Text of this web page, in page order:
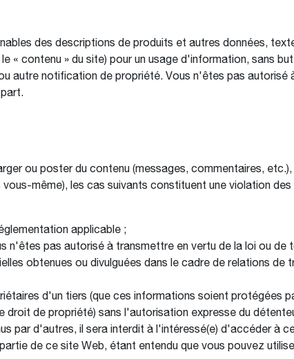
des descriptions de produits et autres données,
contenu » du site) pour un usage d'information, sans
autre notification de propriété. Vous n'êtes pas autorisé
ou poster du contenu (messages, commentaires,
même), les cas suivants constituent une violation
applicable ;
n'êtes pas autorisé à transmettre en vertu de la loi ou
obtenues ou divulguées dans le cadre de relations de
d'un tiers (que ces informations soient protégées
de propriété) sans l'autorisation expresse du
par d'autres, il sera interdit à l'intéressé(e) d'accéder à
de ce site Web, étant entendu que vous pouvez